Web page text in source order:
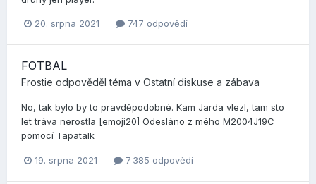
20. srpna 2021 747 odpovědí
FOTBAL
Frostie odpověděl téma v Ostatní diskuse a zábava
No, tak bylo by to pravděpodobné. Kam Jarda vlezl, tam sto
let tráva nerostla [emoji20] Odesláno z mého M2004J19C
pomocí Tapatalk
19. srpna 2021 7 385 odpovědí